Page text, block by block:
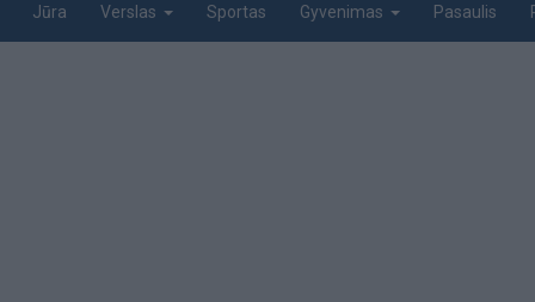
Jūra Verslas Sportas Gyvenimas Pasaulis